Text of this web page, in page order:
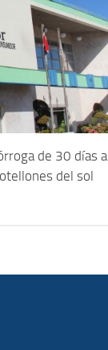
de 30 días a
del sol